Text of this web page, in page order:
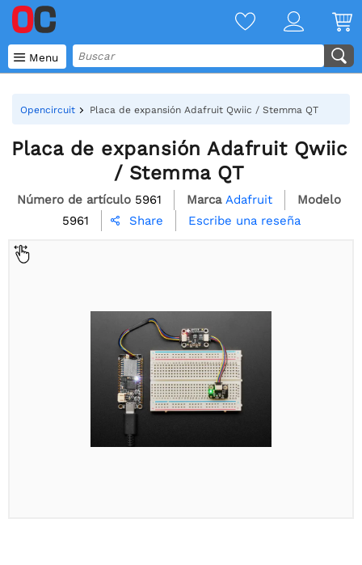
 Menu
Opencircuit Placa de expansión Adafruit Qwiic / Stemma QT
Placa de expansión Adafruit Qwiic
/ Stemma QT
Número de artículo 5961 Marca Adafruit
Modelo
5961
 Share Escribe una reseña